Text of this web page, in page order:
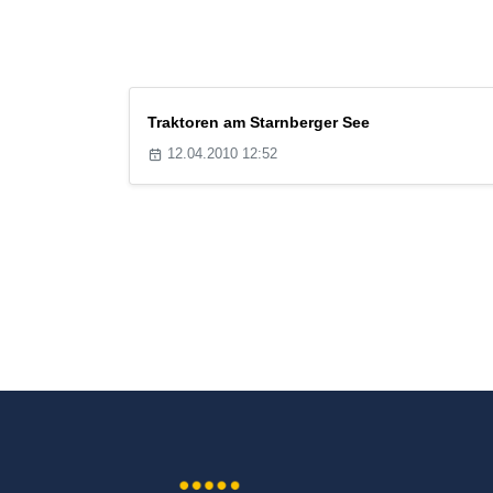
Traktoren am Starnberger See
12.04.2010 12:52